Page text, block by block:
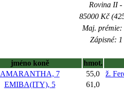
Rovina II -
85000 Kč
Maj. prémie:
Zápisné:
jméno koně
hmot.
AMARANTHA, 7 55,0
ž.
EMIBA(ITY), 5
61,0